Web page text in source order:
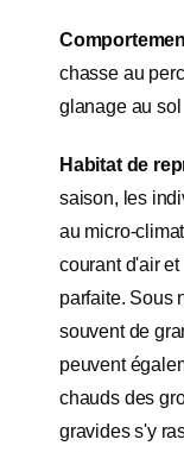
chasse au
glanage au sol
Habitat de
saison, les
au micro-
courant d'air
parfaite. Sous
souvent de
peuvent
chauds des
gravides s'y